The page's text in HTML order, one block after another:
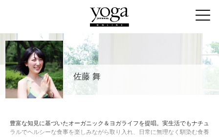
佐藤 舞
豊富な知見に基づいたオーガニック＆ヨガライフを提唱。実生活でもナチュ
ラルでヘルシーな食事を楽しみながら取り入れ、日常に無理なく馴染む食養